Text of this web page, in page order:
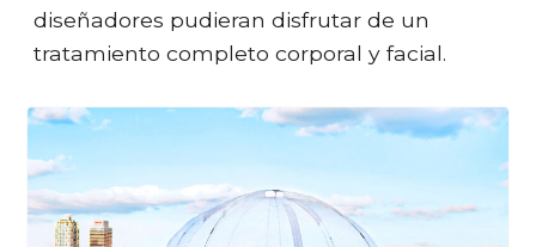
diseñadores pudieran disfrutar de un
tratamiento completo corporal y facial.